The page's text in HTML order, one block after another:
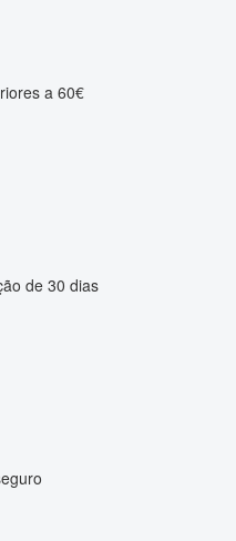
a 60€
de 30 dias